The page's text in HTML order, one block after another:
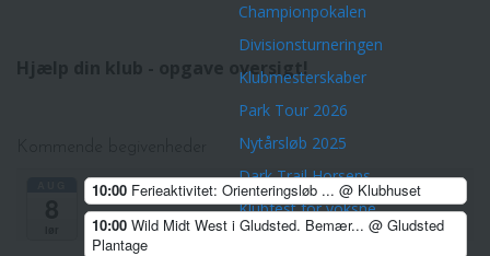
Championpokalen
Divisionsturneringen
Klubmesterskaber
Park Tour 2026
Nytårsløb 2025
Dark Trail Horsens
Klubfest for voksne
Hjælp din klub - opgave oversigt!
10:00 Ferieaktivitet: Orienteringsløb ... @ Klubhuset
10:00 Wild Midt West i Gludsted. Bemær... @ Gludsted
Plantage